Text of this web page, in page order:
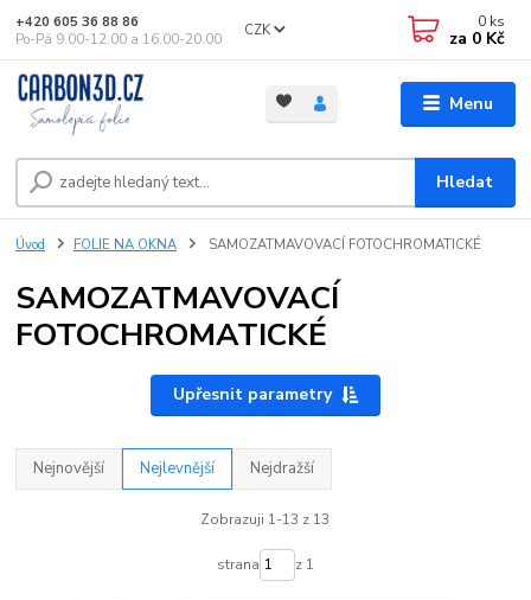
Menu
CZK
Hledat
+420 605 36 88 86
Po-Pá 9.00-12.00 a 16.00-20.00
0 ks
za 0 Kč
Úvod FOLIE NA OKNA SAMOZATMAVOVACÍ FOTOCHROMATICKÉ
SAMOZATMAVOVACÍ
FOTOCHROMATICKÉ
Upřesnit parametry
Nejnovější Nejlevnější Nejdražší
Zobrazuji 1-13 z 13
strana z 1